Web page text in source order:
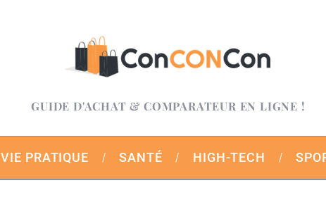
GUIDE D'ACHAT & COMPARATEUR EN LIGNE !
VIE PRATIQUE SANTÉ HIGH-TECH